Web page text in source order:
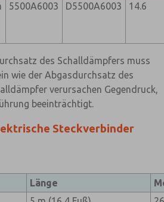
5500A6003 D5500A6003 14.6
des Schalldämpfers muss
wie der Abgasdurchsatz des
verursachen Gegendruck,
beeinträchtigt.
Steckverbinder
Länge